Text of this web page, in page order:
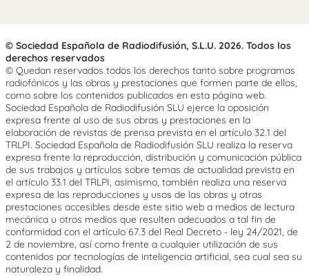
© Sociedad Española de Radiodifusión, S.L.U. 2026. Todos los
derechos reservados
© Quedan reservados todos los derechos tanto sobre programas
radiofónicos y las obras y prestaciones que formen parte de ellos,
como sobre los contenidos publicados en esta página web.
Sociedad Española de Radiodifusión SLU ejerce la oposición
expresa frente al uso de sus obras y prestaciones en la
elaboración de revistas de prensa prevista en el artículo 32.1 del
TRLPI. Sociedad Española de Radiodifusión SLU realiza la reserva
expresa frente la reproducción, distribución y comunicación pública
de sus trabajos y artículos sobre temas de actualidad prevista en
el artículo 33.1 del TRLPI, asimismo, también realiza una reserva
expresa de las reproducciones y usos de las obras y otras
prestaciones accesibles desde este sitio web a medios de lectura
mecánica u otros medios que resulten adecuados a tal fin de
conformidad con el artículo 67.3 del Real Decreto - ley 24/2021, de
2 de noviembre, así como frente a cualquier utilización de sus
contenidos por tecnologías de inteligencia artificial, sea cual sea su
naturaleza y finalidad.